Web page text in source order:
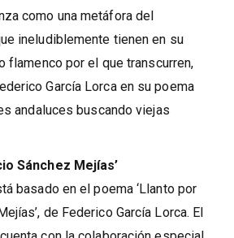
como una metáfora del
ineludiblemente tienen en su
flamenco por el que transcurren,
García Lorca en su poema
andaluces buscando viejas
Sánchez Mejías’
basado en el poema ‘Llanto por
de Federico García Lorca. El